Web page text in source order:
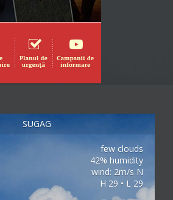
SUGAG
few clouds
42% humidity
wind: 2m/s N
H 29 • L 29